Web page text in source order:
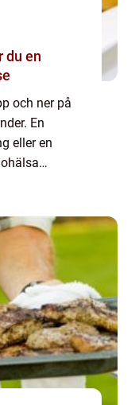
och ner på
En
eller en